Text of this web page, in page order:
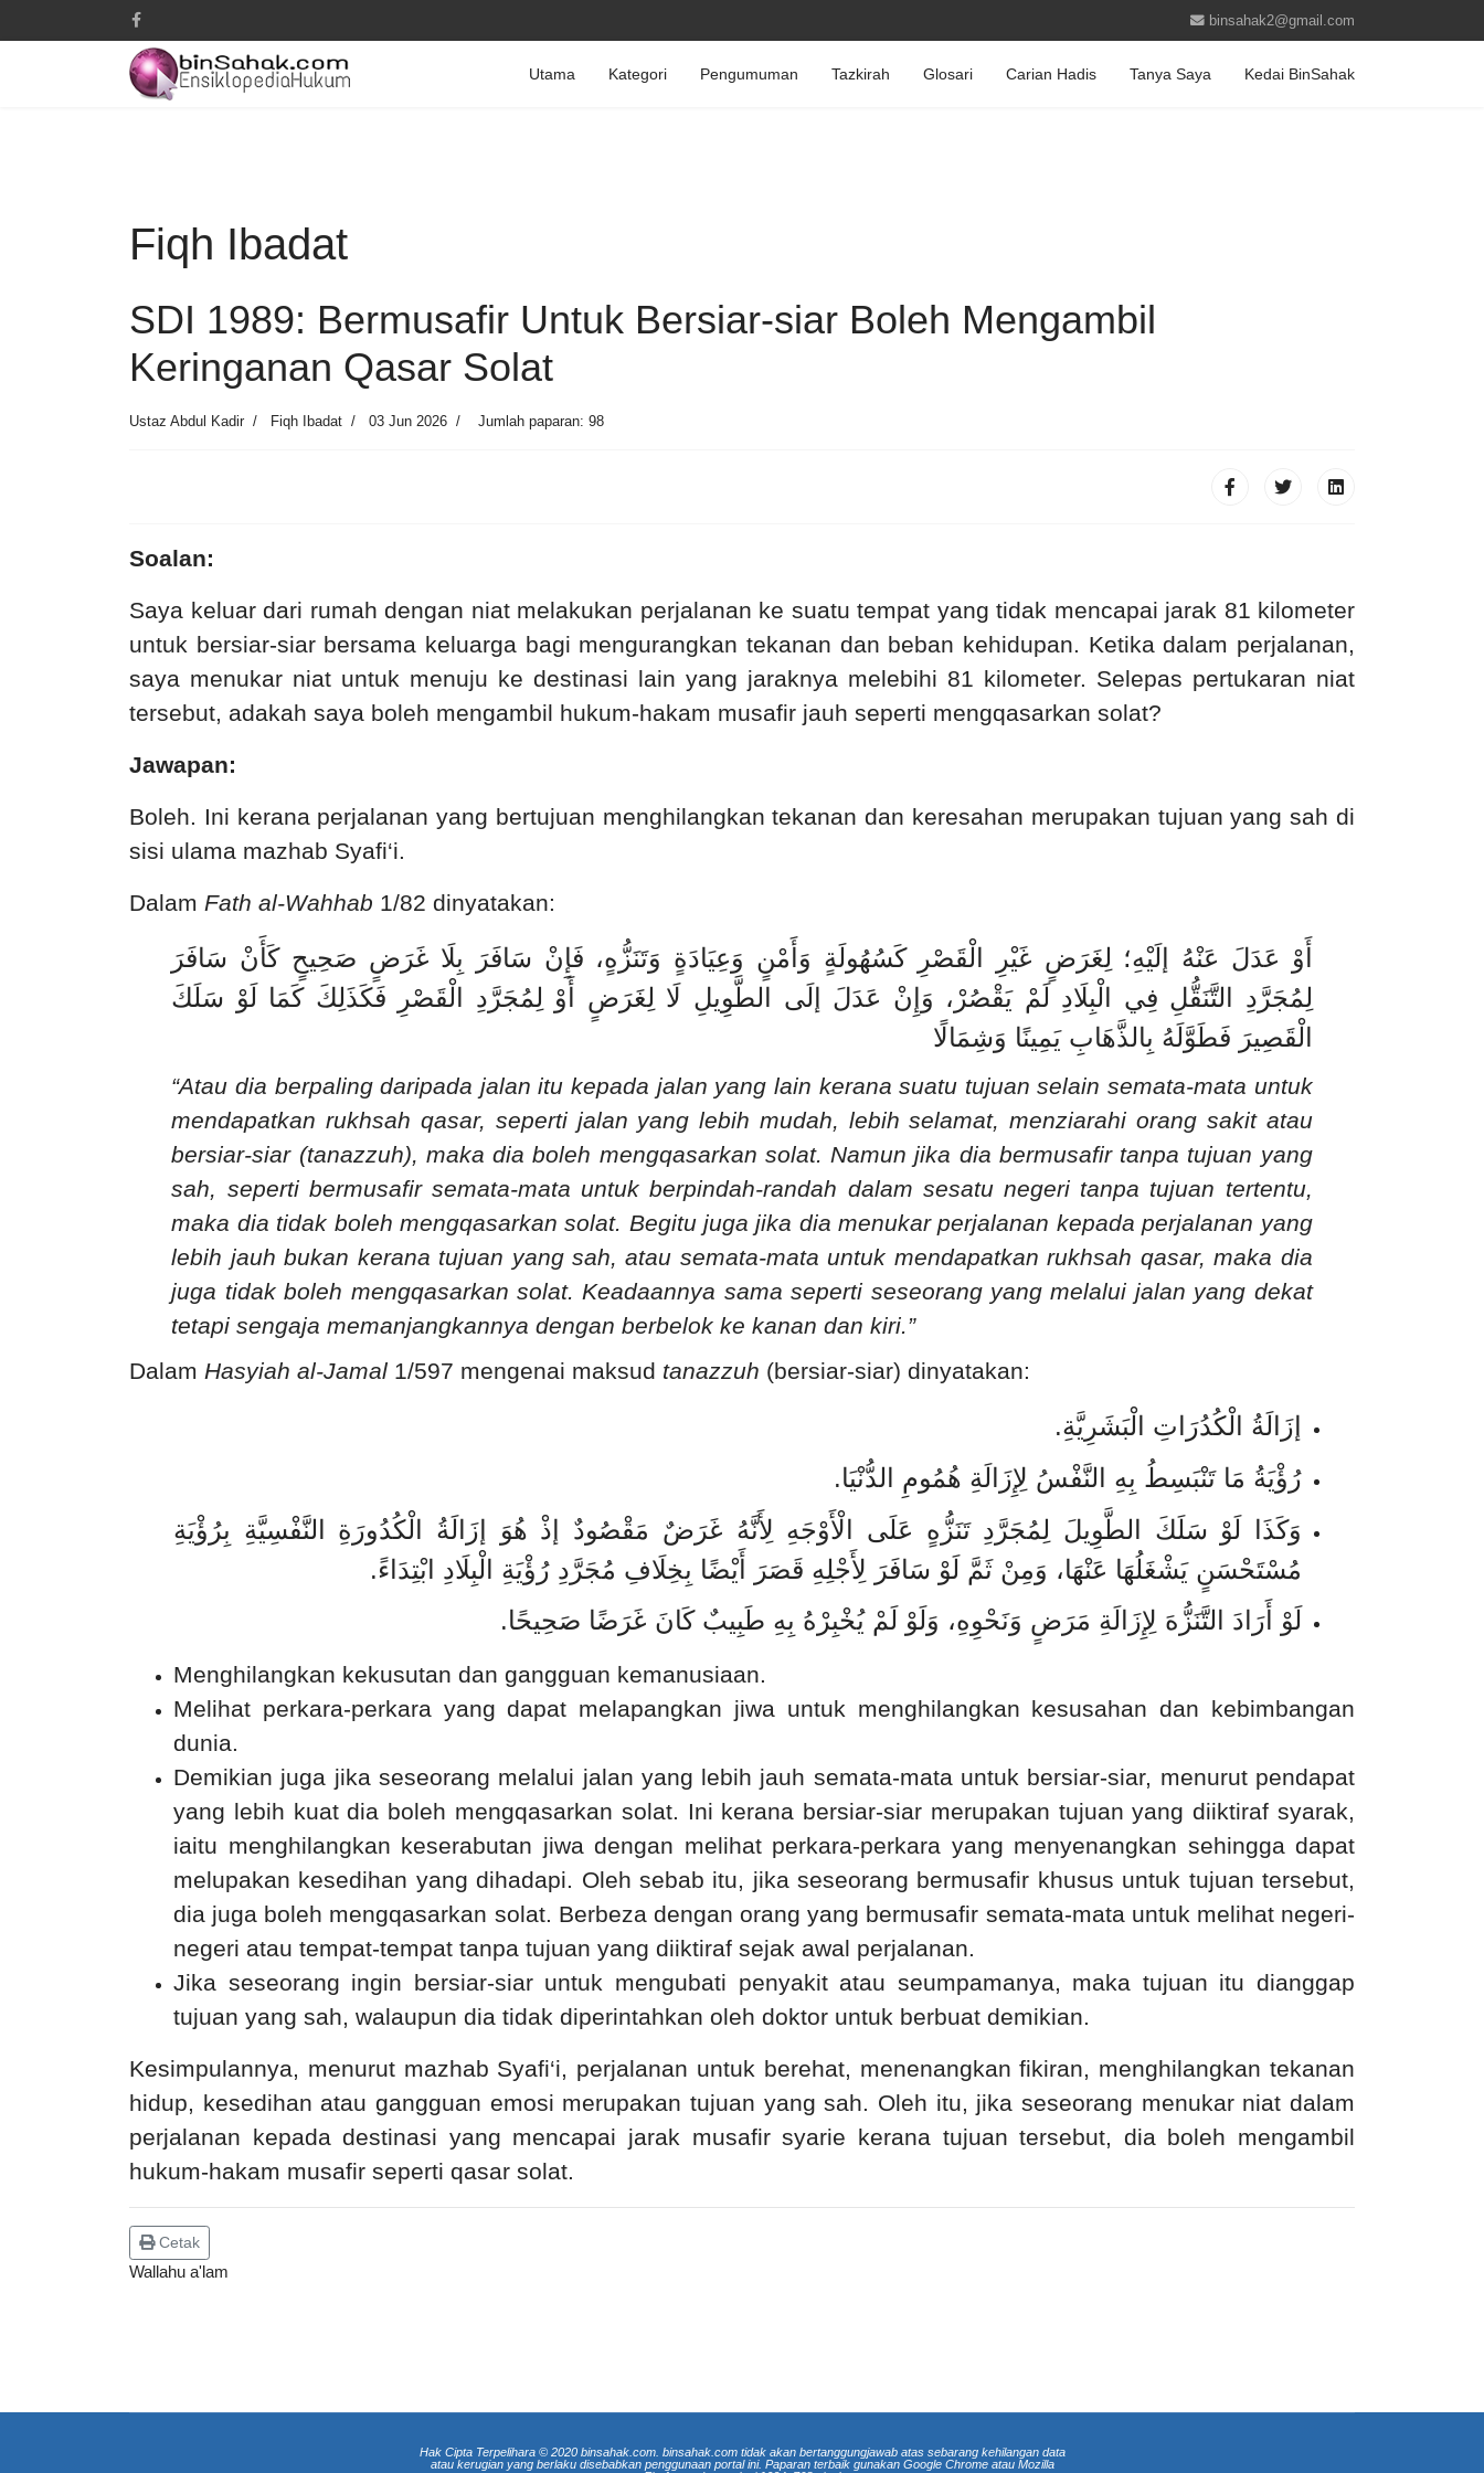
binsahak2@gmail.com
Utama Kategori Pengumuman Tazkirah Glosari Carian Hadis Tanya Saya Kedai BinSahak
Fiqh Ibadat
SDI 1989: Bermusafir Untuk Bersiar-siar Boleh Mengambil
Keringanan Qasar Solat
Ustaz Abdul Kadir Fiqh Ibadat 03 Jun 2026 Jumlah paparan: 98
Soalan:
Saya keluar dari rumah dengan niat melakukan perjalanan ke suatu tempat yang tidak mencapai jarak 81 kilometer
untuk bersiar-siar bersama keluarga bagi mengurangkan tekanan dan beban kehidupan. Ketika dalam perjalanan,
saya menukar niat untuk menuju ke destinasi lain yang jaraknya melebihi 81 kilometer. Selepas pertukaran niat
tersebut, adakah saya boleh mengambil hukum-hakam musafir jauh seperti mengqasarkan solat?
Jawapan:
Boleh. Ini kerana perjalanan yang bertujuan menghilangkan tekanan dan keresahan merupakan tujuan yang sah di
sisi ulama mazhab Syafi‘i.
Dalam Fath al-Wahhab 1/82 dinyatakan:
أَوْ عَدَلَ عَنْهُ إلَيْهِ؛ لِغَرَضٍ غَيْرِ الْقَصْرِ كَسُهُولَةٍ وَأَمْنٍ وَعِيَادَةٍ وَتَنَزُّهٍ، فَإِنْ سَافَرَ بِلَا غَرَضٍ صَحِيحٍ كَأَنْ سَافَرَ
لِمُجَرَّدِ التَّنَقُّلِ فِي الْبِلَادِ لَمْ يَقْصُرْ، وَإِنْ عَدَلَ إلَى الطَّوِيلِ لَا لِغَرَضٍ أَوْ لِمُجَرَّدِ الْقَصْرِ فَكَذَلِكَ كَمَا لَوْ سَلَكَ
الْقَصِيرَ فَطَوَّلَهُ بِالذَّهَابِ يَمِينًا وَشِمَالًا
“Atau dia berpaling daripada jalan itu kepada jalan yang lain kerana suatu tujuan selain semata-mata untuk
mendapatkan rukhsah qasar, seperti jalan yang lebih mudah, lebih selamat, menziarahi orang sakit atau
bersiar-siar (tanazzuh), maka dia boleh mengqasarkan solat. Namun jika dia bermusafir tanpa tujuan yang
sah, seperti bermusafir semata-mata untuk berpindah-randah dalam sesatu negeri tanpa tujuan tertentu,
maka dia tidak boleh mengqasarkan solat. Begitu juga jika dia menukar perjalanan kepada perjalanan yang
lebih jauh bukan kerana tujuan yang sah, atau semata-mata untuk mendapatkan rukhsah qasar, maka dia
juga tidak boleh mengqasarkan solat. Keadaannya sama seperti seseorang yang melalui jalan yang dekat
tetapi sengaja memanjangkannya dengan berbelok ke kanan dan kiri.”
Dalam Hasyiah al-Jamal 1/597 mengenai maksud tanazzuh (bersiar-siar) dinyatakan:
إزَالَةُ الْكُدُرَاتِ الْبَشَرِيَّةِ.
رُؤْيَةُ مَا تَنْبَسِطُ بِهِ النَّفْسُ لِإِزَالَةِ هُمُومِ الدُّنْيَا.
وَكَذَا لَوْ سَلَكَ الطَّوِيلَ لِمُجَرَّدِ تَنَزُّهٍ عَلَى الْأَوْجَهِ لِأَنَّهُ غَرَضٌ مَقْصُودٌ إذْ هُوَ إزَالَةُ الْكُدُورَةِ النَّفْسِيَّةِ بِرُؤْيَةِ
مُسْتَحْسَنٍ يَشْغَلُهَا عَنْهَا، وَمِنْ ثَمَّ لَوْ سَافَرَ لِأَجْلِهِ قَصَرَ أَيْضًا بِخِلَافِ مُجَرَّدِ رُؤْيَةِ الْبِلَادِ ابْتِدَاءً.
لَوْ أَرَادَ التَّنَزُّهَ لِإِزَالَةِ مَرَضٍ وَنَحْوِهِ، وَلَوْ لَمْ يُخْبِرْهُ بِهِ طَبِيبٌ كَانَ غَرَضًا صَحِيحًا.
Menghilangkan kekusutan dan gangguan kemanusiaan.
Melihat perkara-perkara yang dapat melapangkan jiwa untuk menghilangkan kesusahan dan kebimbangan
dunia.
Demikian juga jika seseorang melalui jalan yang lebih jauh semata-mata untuk bersiar-siar, menurut pendapat
yang lebih kuat dia boleh mengqasarkan solat. Ini kerana bersiar-siar merupakan tujuan yang diiktiraf syarak,
iaitu menghilangkan keserabutan jiwa dengan melihat perkara-perkara yang menyenangkan sehingga dapat
melupakan kesedihan yang dihadapi. Oleh sebab itu, jika seseorang bermusafir khusus untuk tujuan tersebut,
dia juga boleh mengqasarkan solat. Berbeza dengan orang yang bermusafir semata-mata untuk melihat negeri-
negeri atau tempat-tempat tanpa tujuan yang diiktiraf sejak awal perjalanan.
Jika seseorang ingin bersiar-siar untuk mengubati penyakit atau seumpamanya, maka tujuan itu dianggap
tujuan yang sah, walaupun dia tidak diperintahkan oleh doktor untuk berbuat demikian.
Kesimpulannya, menurut mazhab Syafi‘i, perjalanan untuk berehat, menenangkan fikiran, menghilangkan tekanan
hidup, kesedihan atau gangguan emosi merupakan tujuan yang sah. Oleh itu, jika seseorang menukar niat dalam
perjalanan kepada destinasi yang mencapai jarak musafir syarie kerana tujuan tersebut, dia boleh mengambil
hukum-hakam musafir seperti qasar solat.
Cetak
Wallahu a'lam
Hak Cipta Terpelihara © 2020 binsahak.com. binsahak.com tidak akan bertanggungjawab atas sebarang kehilangan data
atau kerugian yang berlaku disebabkan penggunaan portal ini. Paparan terbaik gunakan Google Chrome atau Mozilla